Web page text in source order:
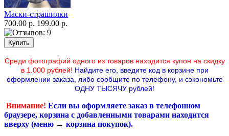
Маски-страшилки
700.00 р. 199.00 р.
Среди фотографий одного из товаров находится купон на скидку
в 1.000 рублей! Найдите его, введите код в корзине при
оформлении заказа, либо сообщите по телефону, и сэкономьте
ОДНУ ТЫСЯЧУ рублей!
Внимание! Если вы оформляете заказ в телефонном
браузере, корзина с добавленными товарами находится
вверху (меню → корзина покупок).